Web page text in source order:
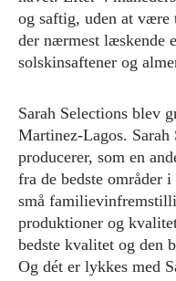
og saftig, uden at
der nærmest læskende
solskinsaftener og
Sarah Selections blev
Martinez-Lagos.
producerer, som en
fra de bedste områder
små
produktioner og
bedste kvalitet og den
Og dét er lykkes med